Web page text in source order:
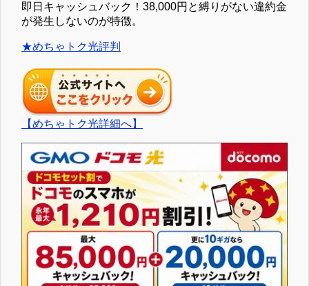
即日キャッシュバック！38,000円と縛りがない違約金
が発生しないのが特徴。
★めちゃトク光評判
【めちゃトク光詳細へ】